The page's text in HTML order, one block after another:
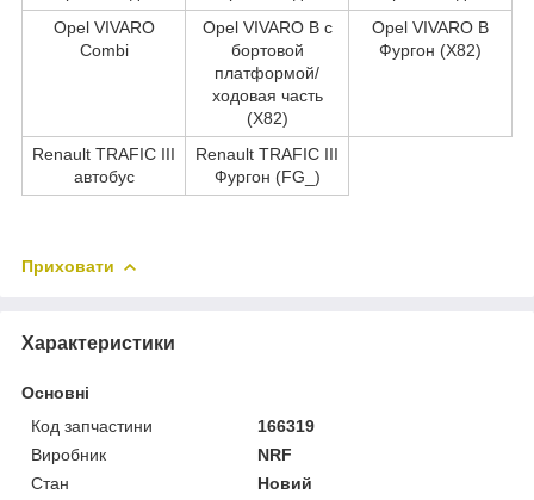
Opel VIVARO
Combi
Opel VIVARO B c
бортовой
платформой/
ходовая часть
(X82)
Opel VIVARO B
Фургон (X82)
Renault TRAFIC III
автобус
Renault TRAFIC III
Фургон (FG_)
Приховати
Характеристики
Основні
Код запчастини
166319
Виробник
NRF
Стан
Новий